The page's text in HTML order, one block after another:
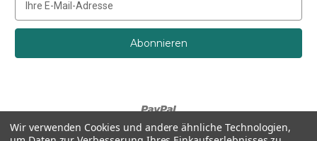
M
i
r
Wir verwenden Cookies und andere ähnliche Technologien,